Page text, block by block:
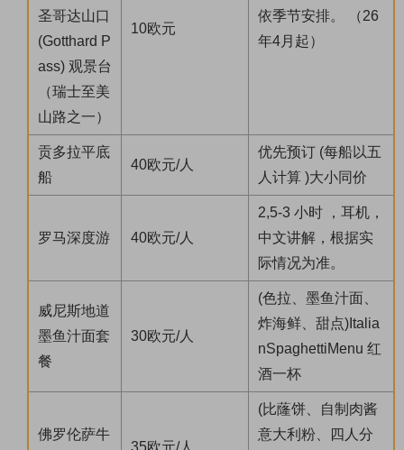
圣哥达山口
(Gotthard P
ass) 观景台
（瑞士至美
山路之一）
10欧元
依季节安排。 （26
年4月起）
贡多拉平底
船
40欧元/人
优先预订 (每船以五
人计算 )大小同价
罗马深度游 40欧元/人
2,5-3 小时 ，耳机，
中文讲解，根据实
际情况为准。
威尼斯地道
墨鱼汁面套
餐
30欧元/人
(色拉、墨鱼汁面、
炸海鲜、甜点)Italia
nSpaghettiMenu 红
酒一杯
佛罗伦萨牛
(比蕯饼、自制肉酱
意大利粉、四人分